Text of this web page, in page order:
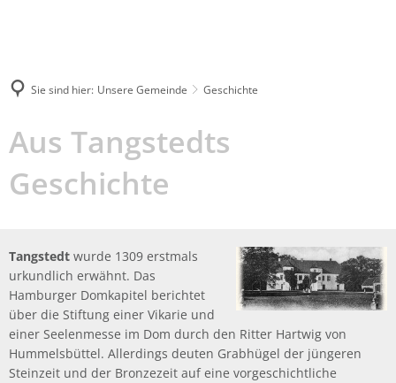
Sie sind hier: Unsere Gemeinde Geschichte
Geschichte
Aus Tangstedts
Geschichte
Tangstedt wurde 1309 erstmals
urkundlich erwähnt. Das
Hamburger Domkapitel berichtet
über die Stiftung einer Vikarie und
einer Seelenmesse im Dom durch den Ritter Hartwig von
Hummelsbüttel. Allerdings deuten Grabhügel der jüngeren
Steinzeit und der Bronzezeit auf eine vorgeschichtliche